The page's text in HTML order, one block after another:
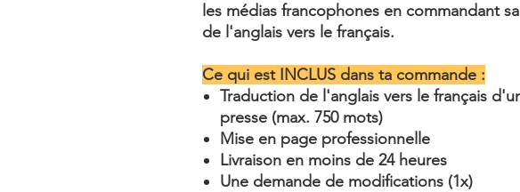
les médias francophones en commandant
de l'anglais vers le français.
Ce qui est INCLUS dans ta commande :
Traduction de l'anglais vers le français
presse (max. 750 mots)
Mise en page professionnelle
Livraison en moins de 24 heures
Une demande de modifications (1x)